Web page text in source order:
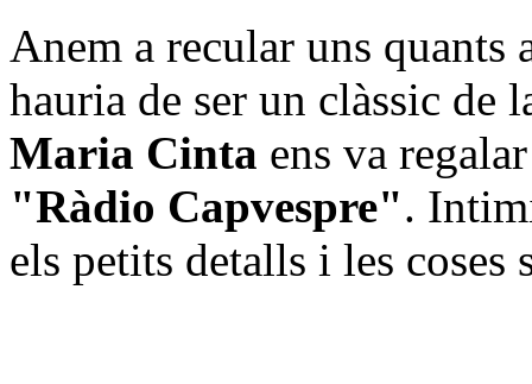
Anem a recular uns quants
hauria de ser un clàssic de
Maria Cinta ens va
"Ràdio Capvespre".
els petits detalls i les coses